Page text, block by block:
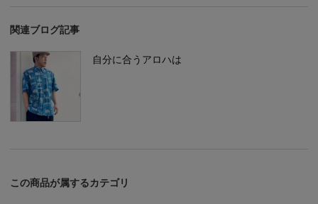
関連ブログ記事
自分に合うアロハは
この商品が属するカテゴリ